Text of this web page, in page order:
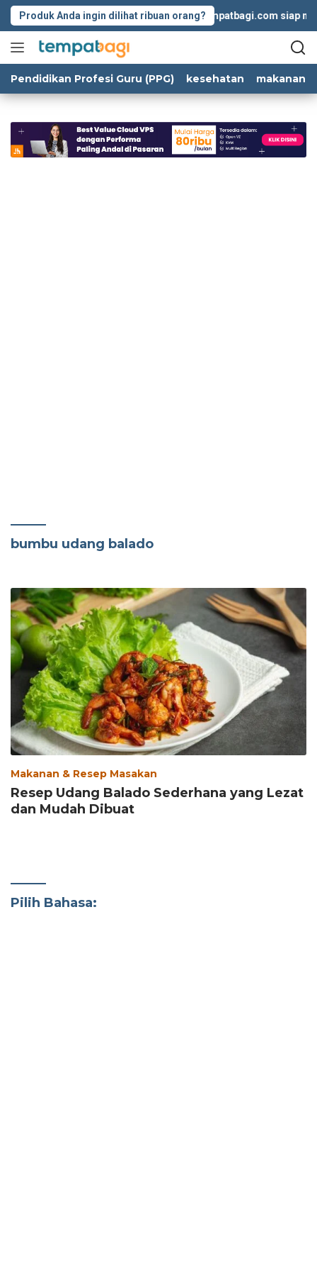
Langsung
Produk Anda ingin dilihat ribuan orang?Tempatbagi.com siap
Pendidikan Profesi Guru (PPG) kesehatan makanan
bumbu udang balado
Makanan & Resep Masakan
Resep Udang Balado Sederhana yang Lezat
dan Mudah Dibuat
Pilih Bahasa: